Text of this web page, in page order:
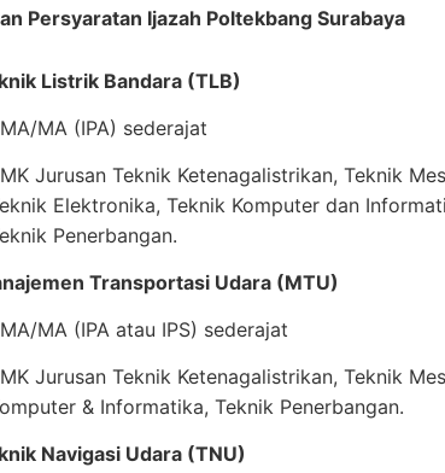
Persyaratan Ijazah Poltekbang Surabaya
Listrik Bandara (TLB)
MA (IPA) sederajat
Jurusan Teknik Ketenagalistrikan, Teknik
Elektronika, Teknik Komputer dan
Penerbangan.
Transportasi Udara (MTU)
MA (IPA atau IPS) sederajat
Jurusan Teknik Ketenagalistrikan, Teknik
& Informatika, Teknik Penerbangan.
Navigasi Udara (TNU)